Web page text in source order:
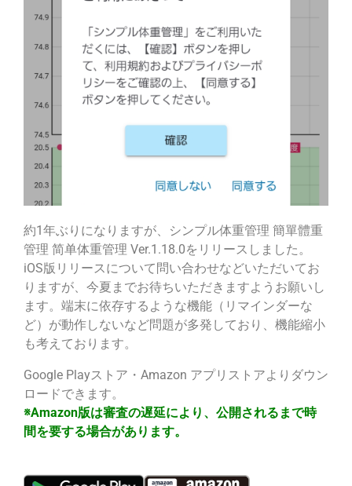
約1年ぶりになりますが、シンプル体重管理 簡單體重
管理 简单体重管理 Ver.1.18.0をリリースしました。
iOS版リリースについて問い合わせなどいただいてお
りますが、今夏までお待ちいただきますようお願いし
ます。端末に依存するような機能（リマインダーな
ど）が動作しないなど問題が多発しており、機能縮小
も考えております。
Google Playストア・Amazon アプリストアよりダウン
ロードできます。
※Amazon版は審査の遅延により、公開されるまで時
間を要する場合があります。